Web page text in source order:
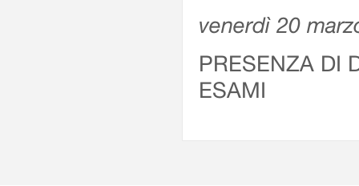
venerdì 20
PRESENZA DI
ESAMI